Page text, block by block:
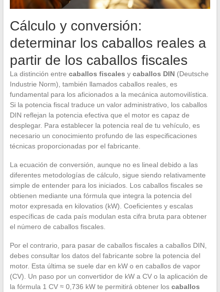
Cálculo y conversión:
determinar los caballos reales a
partir de los caballos fiscales
La distinción entre caballos fiscales y caballos DIN(Deutsche
Industrie Norm), también llamados caballos reales, es
fundamental para los aficionados a la mecánica automovilística.
Si la potencia fiscal traduce un valor administrativo, los caballos
DIN reflejan la potencia efectiva que el motor es capaz de
desplegar. Para establecer la potencia real de tu vehículo, es
necesario un conocimiento profundo de las especificaciones
técnicas proporcionadas por el fabricante.
La ecuación de conversión, aunque no es lineal debido a las
diferentes metodologías de cálculo, sigue siendo relativamente
simple de entender para los iniciados. Los caballos fiscales se
obtienen mediante una fórmula que integra la potencia del
motor expresada en kilovatios (kW). Coeficientes y escalas
específicas de cada país modulan esta cifra bruta para obtener
el número de caballos fiscales.
Por el contrario, para pasar de caballos fiscales a caballos DIN,
debes consultar los datos del fabricante sobre la potencia del
motor. Esta última se suele dar en kW o en caballos de vapor
(CV). Un paso por un convertidor de kW a CV o la aplicación de
la fórmula 1 CV ≈ 0,736 kW te permitirá obtener los caballos